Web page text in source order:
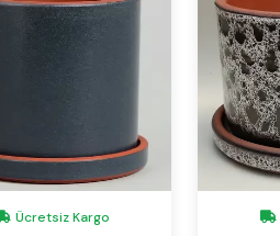
Ücretsiz Kargo